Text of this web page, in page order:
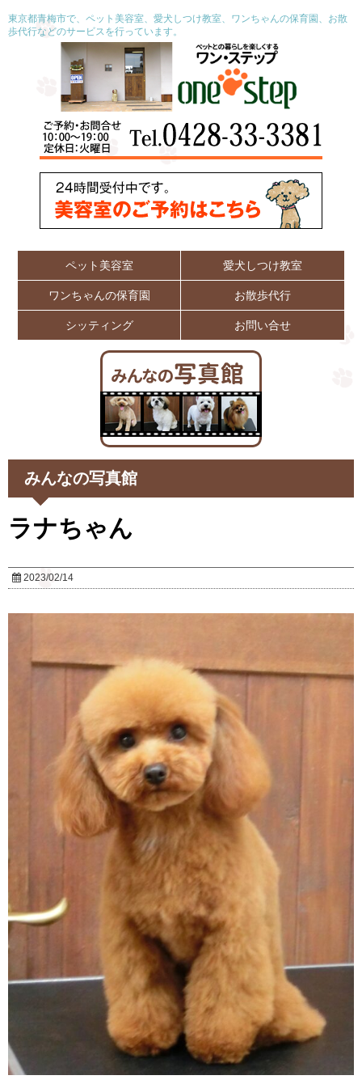
東京都青梅市で、ペット美容室、愛犬しつけ教室、ワンちゃんの保育園、お散
歩代行などのサービスを行っています。
ペット美容室 愛犬しつけ教室
ワンちゃんの保育園 お散歩代行
シッティング お問い合せ
みんなの写真館
ラナちゃん
2023/02/14